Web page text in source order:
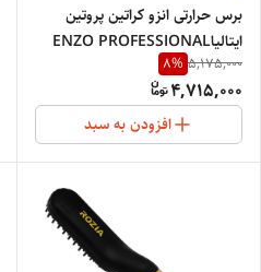
برس حرارتی انزو کراتین پروتین
ایتالیاENZO PROFESSIONAL
STRAIGHT HAIR4102
5,175,000
8%
4,715,000
افزودن به سبد